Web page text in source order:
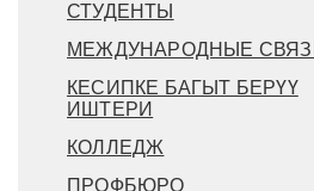
СТУДЕНТЫ
МЕЖДУНАРОДНЫЕ
КЕСИПКЕ БАГЫТ БЕРҮҮ
ИШТЕРИ
КОЛЛЕДЖ
ПРОФБЮРО